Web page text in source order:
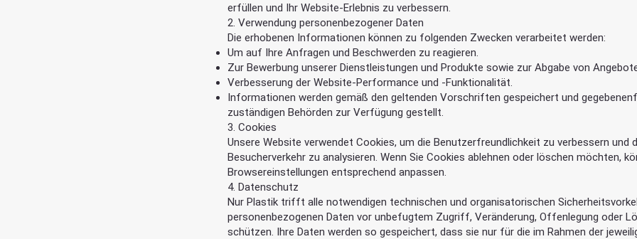
erfüllen und Ihr Website-Erlebnis zu verbessern.
2. Verwendung personenbezogener Daten
Die erhobenen Informationen können zu folgenden Zwecken verarbeitet werden:
Um auf Ihre Anfragen und Beschwerden zu reagieren.
Zur Bewerbung unserer Dienstleistungen und Produkte sowie zur Abgabe von
Verbesserung der Website-Performance und -Funktionalität.
Informationen werden gemäß den geltenden Vorschriften gespeichert und
zuständigen Behörden zur Verfügung gestellt.
3. Cookies
Unsere Website verwendet Cookies, um die Benutzerfreundlichkeit zu verbessern und
Besucherverkehr zu analysieren. Wenn Sie Cookies ablehnen oder löschen möchten,
Browsereinstellungen entsprechend anpassen.
4. Datenschutz
Nur Plastik trifft alle notwendigen technischen und organisatorischen
personenbezogenen Daten vor unbefugtem Zugriff, Veränderung, Offenlegung oder
schützen. Ihre Daten werden so gespeichert, dass sie nur für die im Rahmen der